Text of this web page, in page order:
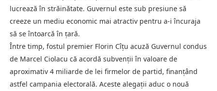
lucrează în străinătate. Guvernul este sub presiune să
creeze un mediu economic mai atractiv pentru a-i încuraja
să se întoarcă în țară.
Între timp, fostul premier Florin Cîţu acuză Guvernul condus
de Marcel Ciolacu că acordă subvenții în valoare de
aproximativ 4 miliarde de lei firmelor de partid, finanțând
astfel campania electorală. Aceste alegații aduc o nouă